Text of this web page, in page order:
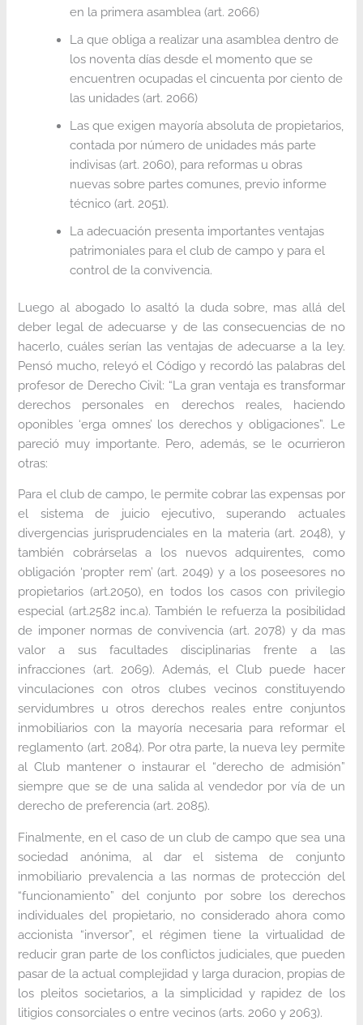
en la primera asamblea (art. 2066)
La que obliga a realizar una asamblea dentro de
los noventa días desde el momento que se
encuentren ocupadas el cincuenta por ciento de
las unidades (art. 2066)
Las que exigen mayoría absoluta de propietarios,
contada por número de unidades más parte
indivisas (art. 2060), para reformas u obras
nuevas sobre partes comunes, previo informe
técnico (art. 2051).
La adecuación presenta importantes ventajas
patrimoniales para el club de campo y para el
control de la convivencia.
Luego al abogado lo asaltó la duda sobre, mas allá del
deber legal de adecuarse y de las consecuencias de no
hacerlo, cuáles serían las ventajas de adecuarse a la ley.
Pensó mucho, releyó el Código y recordó las palabras del
profesor de Derecho Civil: “La gran ventaja es transformar
derechos personales en derechos reales, haciendo
oponibles ‘erga omnes’ los derechos y obligaciones”. Le
pareció muy importante. Pero, además, se le ocurrieron
otras:
Para el club de campo, le permite cobrar las expensas por
el sistema de juicio ejecutivo, superando actuales
divergencias jurisprudenciales en la materia (art. 2048), y
también cobrárselas a los nuevos adquirentes, como
obligación ‘propter rem’ (art. 2049) y a los poseesores no
propietarios (art.2050), en todos los casos con privilegio
especial (art.2582 inc.a). También le refuerza la posibilidad
de imponer normas de convivencia (art. 2078) y da mas
valor a sus facultades disciplinarias frente a las
infracciones (art. 2069). Además, el Club puede hacer
vinculaciones con otros clubes vecinos constituyendo
servidumbres u otros derechos reales entre conjuntos
inmobiliarios con la mayoría necesaria para reformar el
reglamento (art. 2084). Por otra parte, la nueva ley permite
al Club mantener o instaurar el “derecho de admisión”
siempre que se de una salida al vendedor por vía de un
derecho de preferencia (art. 2085).
Finalmente, en el caso de un club de campo que sea una
sociedad anónima, al dar el sistema de conjunto
inmobiliario prevalencia a las normas de protección del
“funcionamiento” del conjunto por sobre los derechos
individuales del propietario, no considerado ahora como
accionista “inversor”, el régimen tiene la virtualidad de
reducir gran parte de los conflictos judiciales, que pueden
pasar de la actual complejidad y larga duracion, propias de
los pleitos societarios, a la simplicidad y rapidez de los
litigios consorciales o entre vecinos (arts. 2060 y 2063).